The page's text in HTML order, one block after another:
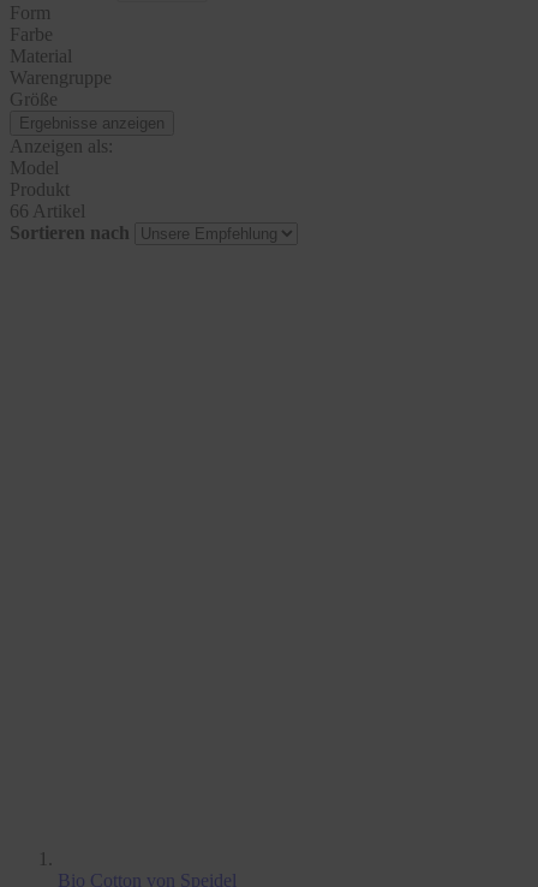
Form
Farbe
Material
Warengruppe
Größe
Ergebnisse anzeigen
Anzeigen als:
Model
Produkt
66 Artikel
Sortieren nach
Bio Cotton von Speidel